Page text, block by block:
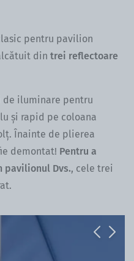
pentru pavilion
din trei reflectoare
de iluminare pentru
și rapid pe coloana
Înainte de plierea
demontat! Pentru a
Dvs., cele trei
Previous
Next